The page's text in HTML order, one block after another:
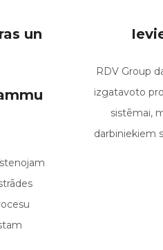
un
RDV Group
izgatavoto
sistēmai,
darbiniekiem